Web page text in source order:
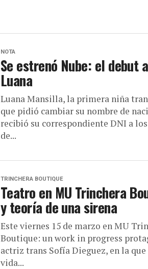
NOTA
Se estrenó Nube: el debut
Luana
Luana Mansilla, la primera niña
que pidió cambiar su nombre de
recibió su correspondiente DNI a los
de...
TRINCHERA BOUTIQUE
Teatro en MU Trinchera
y teoría de una sirena
Este viernes 15 de marzo en MU
Boutique: un work in progress
actriz trans Sofía Dieguez, en la que
vida...